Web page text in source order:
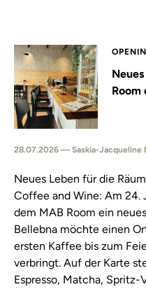
28.07.2026 — Saskia-Jacqueline
Neues Leben für die
Coffee and Wine: Am
dem MAB Room ein
Bellebna möchte einen
ersten Kaffee bis zum
verbringt. Auf der Karte
Espresso, Matcha,